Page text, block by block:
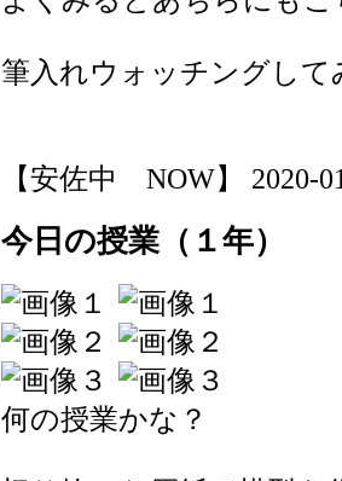
筆入れウォッチングし
【安佐中 NOW】 2020-
今日の授業（１年）
何の授業かな？